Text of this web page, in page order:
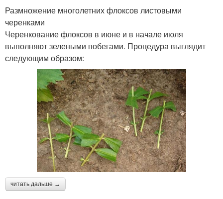
Размножение многолетних флоксов листовыми
черенками
Черенкование флоксов в июне и в начале июля
выполняют зелеными побегами. Процедура выглядит
следующим образом:
читать дальше →